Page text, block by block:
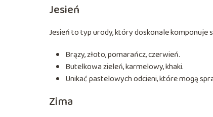
Jesień
Jesień to typ urody, który doskonale komponuje
Brązy, złoto, pomarańcz, czerwień.
Butelkowa zieleń, karmelowy, khaki.
Unikać pastelowych odcieni, które mogą
Zima